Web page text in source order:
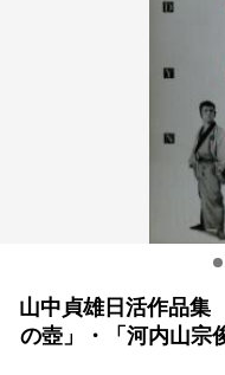
山中貞雄日活作品
の壺」・「河内山宗